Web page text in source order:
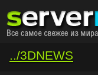
../3DNEWS